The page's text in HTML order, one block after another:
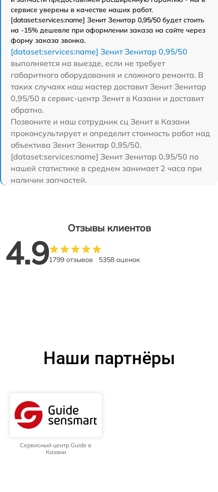
сервисе уверены в качестве наших работ.
[dataset:services:name] Зенит Зенитар 0,95/50 будет стоить
на -15% дешевле при оформлении заказа на сайте через
форму заказа звонка.
[dataset:services:name] Зенит Зенитар 0,95/50
выполняется на выезде, если не требует
габаритного оборудования и сложного ремонта. В
таких случаях наш мастер доставит Зенит Зенитар
0,95/50 в сервис-центр Зенит в Казани и доставит
обратно.
Позвоните и наш сотрудник сц Зенит в Казани
проконсультирует и определит стоимость работ над
объектива Зенит Зенитар 0,95/50.
[dataset:services:name] Зенит Зенитар 0,95/50 по
нашей статистике в среднем занимает 2 часа при
наличии запчастей.
Отзывы клиентов
4.91799 отзывов 5358 оценок
Наши партнёры
Сервисный центр Guide в
Казани